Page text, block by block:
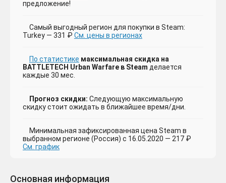
предложение!
Самый выгодный регион для покупки в Steam:
Turkey — 331 ₽ См. цены в регионах
По статистике максимальная скидка на
BATTLETECH Urban Warfare в Steam делается
каждые 30 мес.
Прогноз скидки: Следующую максимальную
скидку стоит ожидать в ближайшее время/дни.
Минимальная зафиксированная цена Steam в
выбранном регионе (Россия) с 16.05.2020 — 217 ₽
См. график
Основная информация